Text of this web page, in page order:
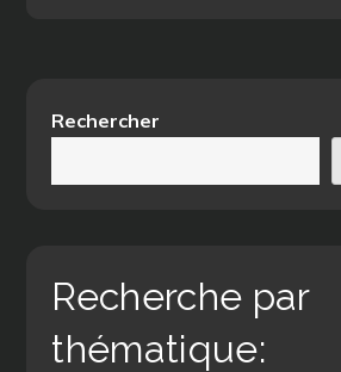
Rechercher
Recherche par
thématique: